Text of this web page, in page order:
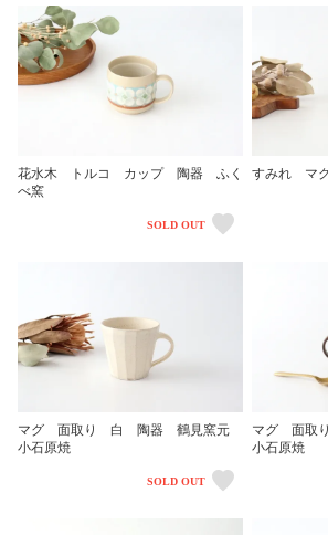
花水木 トルコ カップ 陶器 ふく
べ窯
SOLD OUT
すみれ マ
マグ 面取り 白 陶器 鶴見窯元
小石原焼
SOLD OUT
マグ 面取
小石原焼